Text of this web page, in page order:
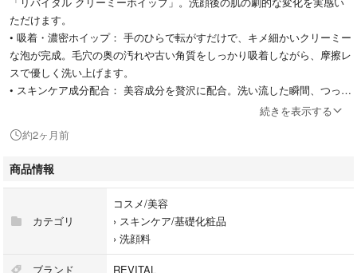
ただけます。
• 吸着・濃密ホイップ： 手のひらで転がすだけで、キメ細かいクリーミー
な泡が完成。毛穴の奥の汚れや古い角質をしっかり吸着しながら、摩擦レ
スで優しく洗い上げます。
• スキンケア成分配合： 美容成分を贅沢に配合。洗い流した瞬間、つっぱ
り感どころか、まるでスキンケアを終えた後のような「しっとり・もちも
• 次に使う浸透を高める： 不要な角質を取り去ることで、後から使う美容
液や化粧水のなじみが抜群にアップ。透明感のある、明るく澄んだ素肌へ
と整えます。
※コチラは購入品ではなく、代理店より直接仕入れた未使用未開封商品で
す。
続きを表示する
約2ヶ月前
商品情報
カテゴリ
コスメ/美容
› スキンケア/基礎化粧品
› 洗顔料
ブランド REVITAL